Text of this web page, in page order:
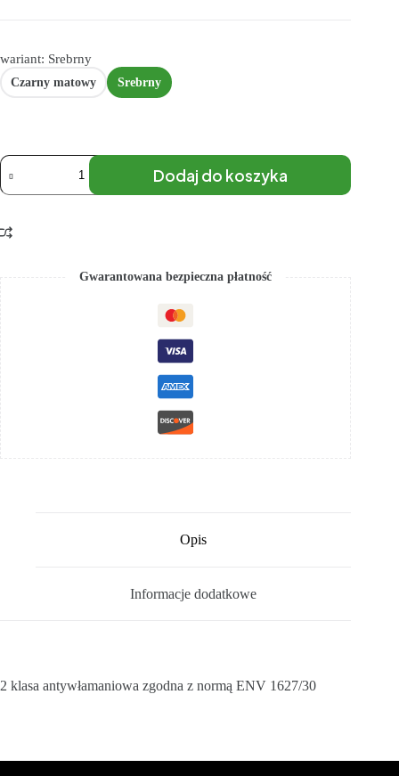
wariant: Srebrny
Czarny matowy Srebrny
Dodaj do koszyka
Gwarantowana bezpieczna płatność
Opis
Informacje dodatkowe
2 klasa antywłamaniowa zgodna z normą ENV 1627/30